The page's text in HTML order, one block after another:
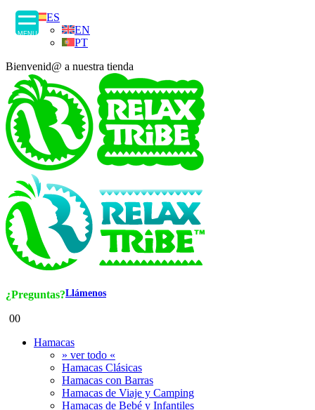
MENU
ES
EN
PT
Bienvenid@ a nuestra tienda
¿Preguntas?Llámenos
00
Hamacas
» ver todo «
Hamacas Clásicas
Hamacas con Barras
Hamacas de Viaje y Camping
Hamacas de Bebé y Infantiles